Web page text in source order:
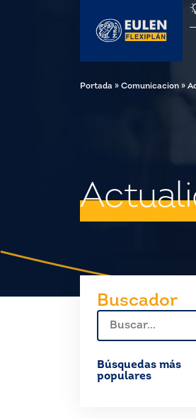
Portada » Comunicacion »
Buscador
Buscar:
Búsquedas más
populares